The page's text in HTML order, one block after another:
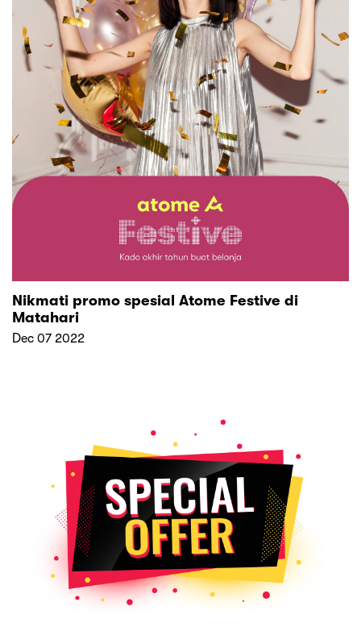
Nikmati promo spesial Atome Festive di
Matahari
Dec 07 2022